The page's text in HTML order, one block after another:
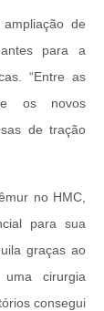
de
para a
“Entre as
os novos
de tração
no HMC,
para sua
graças ao
cirurgia
consegui